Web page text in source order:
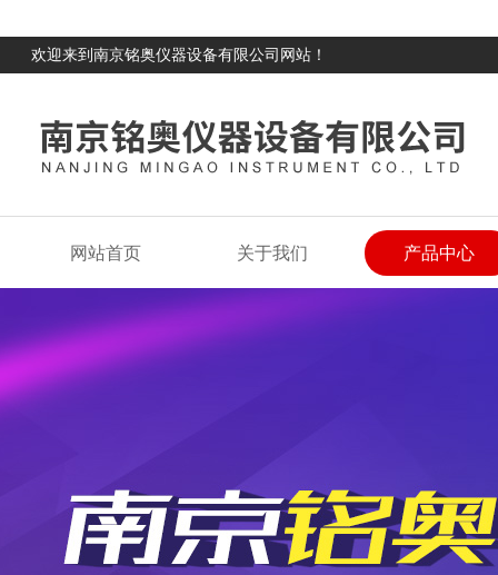
欢迎来到南京铭奥仪器设备有限公司网站！
网站首页 关于我们 产品中心